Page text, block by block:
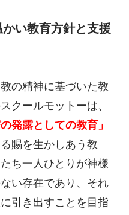
い教育方針と支援
の精神に基づいた教
クールモットーは、
発露としての教育」
賜を生かしあう教
ち一人ひとりが神様
い存在であり、それ
引き出すことを目指